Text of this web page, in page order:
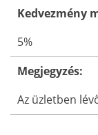
Kedvezmény
5%
Megjegyzés:
Az üzletben